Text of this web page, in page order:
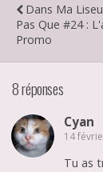
Dans Ma
Pas Que #24 :
Promo
8 réponses
Cyan
14
Tu as